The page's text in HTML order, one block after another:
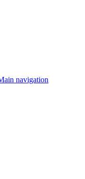
navigation